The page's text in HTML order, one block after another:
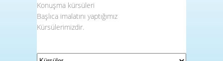
Konuşma kürsüleri
Başlıca imalatını yaptığımız
Kürsülerimizdir.